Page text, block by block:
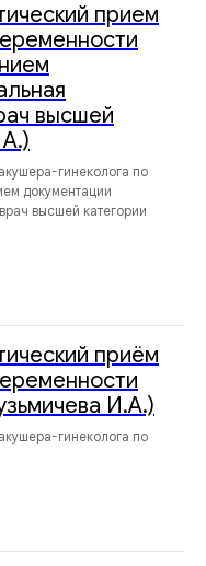
прием
высшей
гинеколога по
документации
высшей категории
приём
И.А.)
гинеколога по